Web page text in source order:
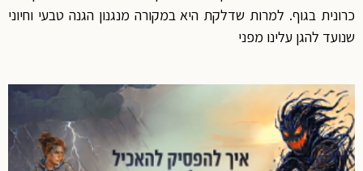
כרונית בגוף. למרות שדלקת היא במקורה מנגנון הגנה טבעי וחיוני
שנועד להגן עלינו מפני